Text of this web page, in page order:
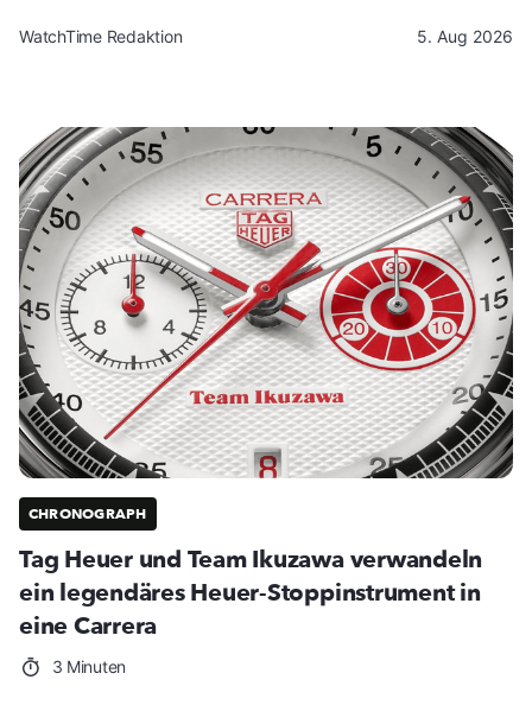
WatchTime Redaktion 5. Aug 2026
CHRONOGRAPH
Tag Heuer und Team Ikuzawa verwandeln
ein legendäres Heuer-Stoppinstrument in
eine Carrera
3 Minuten